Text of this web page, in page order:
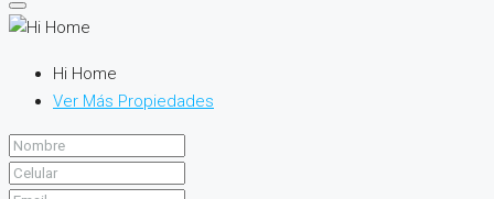
Hi Home
Ver Más Propiedades